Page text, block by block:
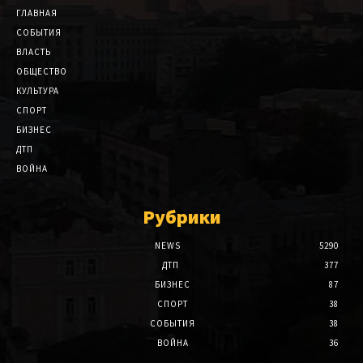
ГЛАВНАЯ
СОБЫТИЯ
ВЛАСТЬ
ОБЩЕСТВО
КУЛЬТУРА
СПОРТ
БИЗНЕС
ДТП
ВОЙНА
Рубрики
NEWS
5290
ДТП
377
БИЗНЕС
87
СПОРТ
38
СОБЫТИЯ
38
ВОЙНА
36